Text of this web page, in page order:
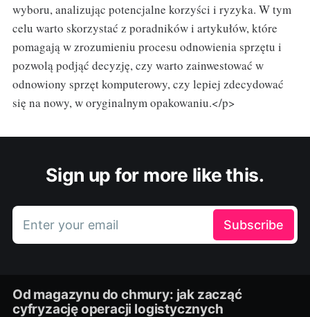
wyboru, analizując potencjalne korzyści i ryzyka. W tym
celu warto skorzystać z poradników i artykułów, które
pomagają w zrozumieniu procesu odnowienia sprzętu i
pozwolą podjąć decyzję, czy warto zainwestować w
odnowiony sprzęt komputerowy, czy lepiej zdecydować
się na nowy, w oryginalnym opakowaniu.</p>
Sign up for more like this.
Enter your email Subscribe
Od magazynu do chmury: jak zacząć
cyfryzację operacji logistycznych